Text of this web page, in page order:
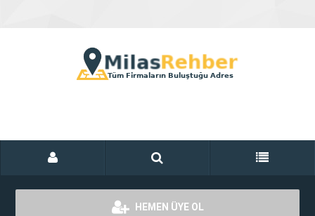
HEMEN ÜYE OL